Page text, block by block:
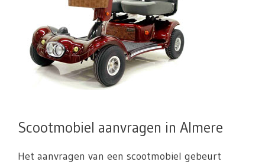
Scootmobiel aanvragen in Almere
Het aanvragen van een scootmobiel gebeurt